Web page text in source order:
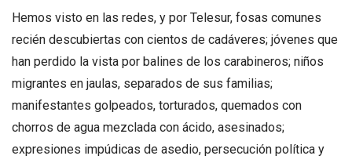
Hemos visto en las redes, y por Telesur, fosas comunes
recién descubiertas con cientos de cadáveres; jóvenes que
han perdido la vista por balines de los carabineros; niños
migrantes en jaulas, separados de sus familias;
manifestantes golpeados, torturados, quemados con
chorros de agua mezclada con ácido, asesinados;
expresiones impúdicas de asedio, persecución política y